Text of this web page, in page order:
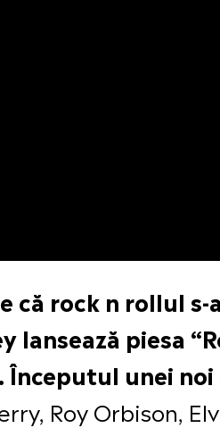
că rock n rollul
lansează piesa
Începutul unei
Roy Orbison,